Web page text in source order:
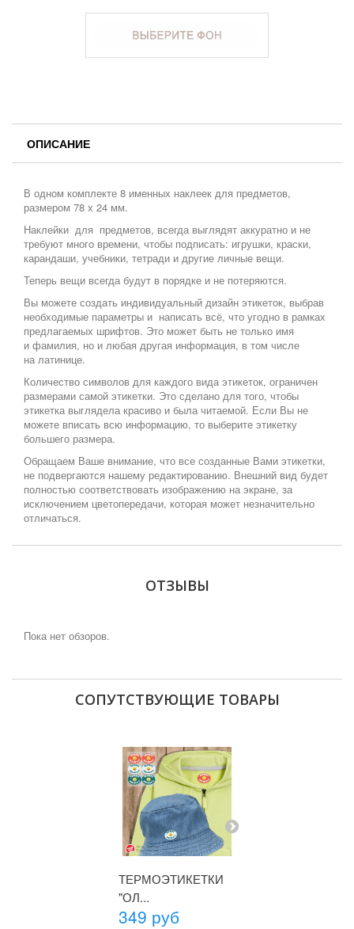
ОПИСАНИЕ
В одном комплекте 8 именных наклеек для предметов,
размером 78 х 24 мм.
Наклейки для предметов, всегда выглядят аккуратно и не
требуют много времени, чтобы подписать: игрушки, краски,
карандаши, учебники, тетради и другие личные вещи.
Теперь вещи всегда будут в порядке и не потеряются.
Вы можете создать индивидуальный дизайн этикеток, выбрав
необходимые параметры и написать всё, что угодно в рамках
предлагаемых шрифтов. Это может быть не только имя
и фамилия, но и любая другая информация, в том числе
на латинице.
Количество символов для каждого вида этикеток, ограничен
размерами самой этикетки. Это сделано для того, чтобы
этикетка выглядела красиво и была читаемой. Если Вы не
можете вписать всю информацию, то выберите этикетку
большего размера.
Обращаем Ваше внимание, что все созданные Вами этикетки,
не подвергаются нашему редактированию. Внешний вид будет
полностью соответствовать изображению на экране, за
исключением цветопередачи, которая может незначительно
отличаться.
ОТЗЫВЫ
Пока нет обзоров.
СОПУТСТВУЮЩИЕ ТОВАРЫ
ТЕРМОЭТИКЕТКИ
"ОЛ...
349 руб